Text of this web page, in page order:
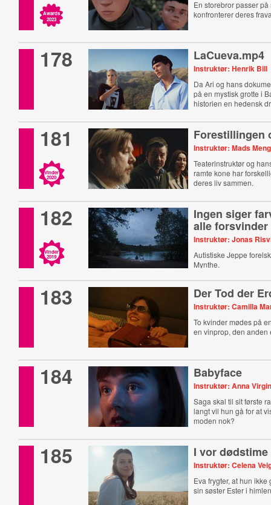
Awards
2023
En storebror passer
konfronterer deres
178 LaCueva.mp4
Instruktør: Henrik Bill
Da Ari og hans
på en mystisk grotte i
historien en hedensk
181
Vinder
2020
Forestillingen
Instruktør: Mads
Teaterinstruktør og
ramte kone har
deres liv sammen.
182
Vinder
2019
Ingen siger
alle forsvinder
Instruktør: Jonas
Autistiske Jeppe
Mynthe.
183 Der Tod der
Instruktør: Camilla
To kvinder mødes på
en vinprop, den anden
184 Babyface
Instruktør: Anna
Saga skal til sit første
langt vil hun gå for at
moden nok?
185 I vor dødstime
Instruktør: Celena
Eva frygter, at hun
sin søster Ester i